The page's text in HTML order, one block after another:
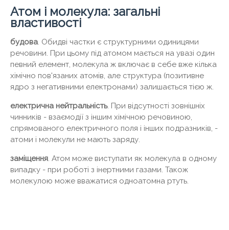
Атом і молекула: загальні
властивості
будова. Обидві частки є структурними одиницями
речовини. При цьому під атомом мається на увазі один
певний елемент, молекула ж включає в себе вже кілька
хімічно пов'язаних атомів, але структура (позитивне
ядро ​​з негативними електронами) залишається тією ж.
електрична нейтральність. При відсутності зовнішніх
чинників - взаємодії з іншим хімічною речовиною,
спрямованого електричного поля і інших подразників, -
атоми і молекули не мають заряду.
заміщення. Атом може виступати як молекула в одному
випадку - при роботі з інертними газами. Також
молекулою може вважатися одноатомна ртуть.